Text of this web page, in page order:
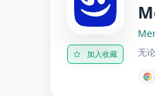
加入收藏 无